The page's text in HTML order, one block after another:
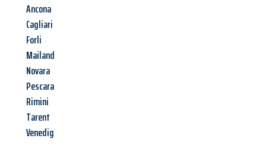
Ancona
Cagliari
Forli
Mailand
Novara
Pescara
Rimini
Tarent
Venedig